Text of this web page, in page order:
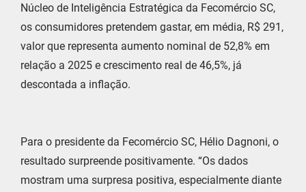
Núcleo de Inteligência Estratégica da Fecomércio SC,
os consumidores pretendem gastar, em média, R$ 291,
valor que representa aumento nominal de 52,8% em
relação a 2025 e crescimento real de 46,5%, já
descontada a inflação.
Para o presidente da Fecomércio SC, Hélio Dagnoni, o
resultado surpreende positivamente. “Os dados
mostram uma surpresa positiva, especialmente diante